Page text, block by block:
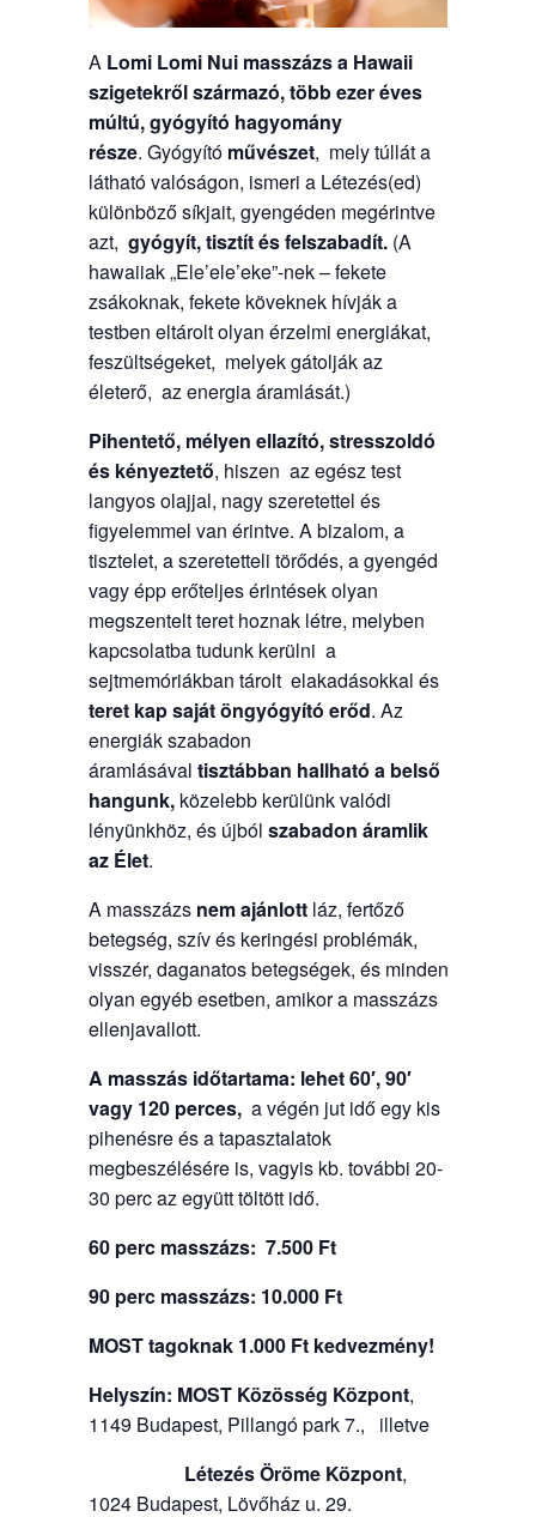
A Lomi Lomi Nui masszázs a Hawaii
szigetekről származó, több ezer éves
múltú, gyógyító hagyomány
része. Gyógyító művészet, mely túllát a
látható valóságon, ismeri a Létezés(ed)
különböző síkjait, gyengéden megérintve
azt, gyógyít, tisztít és felszabadít. (A
hawaiiak „Ele’ele’eke”-nek – fekete
zsákoknak, fekete köveknek hívják a
testben eltárolt olyan érzelmi energiákat,
feszültségeket, melyek gátolják az
életerő, az energia áramlását.)
Pihentető, mélyen ellazító, stresszoldó
és kényeztető, hiszen az egész test
langyos olajjal, nagy szeretettel és
figyelemmel van érintve. A bizalom, a
tisztelet, a szeretetteli törődés, a gyengéd
vagy épp erőteljes érintések olyan
megszentelt teret hoznak létre, melyben
kapcsolatba tudunk kerülni a
sejtmemóriákban tárolt elakadásokkal és
teret kap saját öngyógyító erőd. Az
energiák szabadon
áramlásával tisztábban hallható a belső
hangunk,közelebb kerülünk valódi
lényünkhöz, és újból szabadon áramlik
az Élet.
A masszázs nem ajánlottláz, fertőző
betegség, szív és keringési problémák,
visszér, daganatos betegségek, és minden
olyan egyéb esetben, amikor a masszázs
ellenjavallott.
A masszás időtartama: lehet 60′, 90′
vagy 120 perces,a végén jut idő egy kis
pihenésre és a tapasztalatok
megbeszélésére is, vagyis kb. további 20-
30 perc az együtt töltött idő.
60 perc masszázs: 7.500 Ft
90 perc masszázs: 10.000 Ft
MOST tagoknak 1.000 Ft kedvezmény!
Helyszín: MOST Közösség Központ,
1149 Budapest, Pillangó park 7., illetve
Létezés Öröme Központ,
1024 Budapest, Lövőház u. 29.